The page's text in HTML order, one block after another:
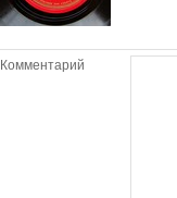
Комментарий